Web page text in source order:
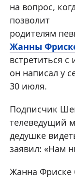
на вопрос,
позволит
родителям
Жанны
встретиться с
он написал у
30 июля.
Подписчик
телеведущий
дедушке
заявил: «Нам
Жанна Фриске